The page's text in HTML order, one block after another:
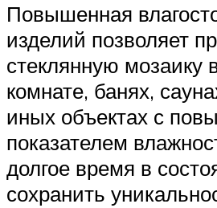
Повышенная
изделий позволяет
стеклянную мозаику
комнате, банях,
иных объектах с
показателем
долгое время в
сохранить